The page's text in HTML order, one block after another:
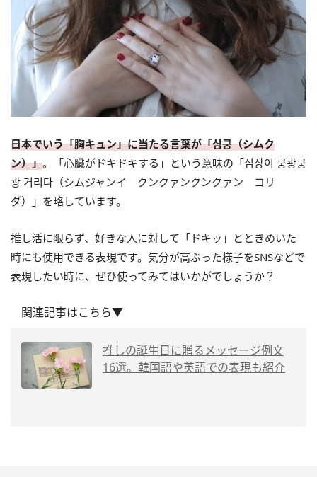
日本でいう「胸キュン」に当たる言葉が「심쿵（シムク
ン）」。「心臓がドキドキする」という意味の「심장이 쿵쾅쿵
쾅 거리다（シムジャンイ クンクァンクンクァン コリ
ダ）」を略しています。
推し活に限らず、好きな人に対して「ドキッ」とときめいた
時にも使用できる表現です。気分が高ぶった様子をSNSなどで
表現したい時に、ぜひ使ってみてはいかがでしょうか？
関連記事はこちら▼
推しの誕生日に贈るメッセージ例文
16選。韓国語や英語での表現も紹介